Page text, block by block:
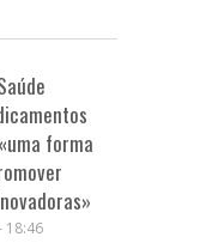
forma
18:46